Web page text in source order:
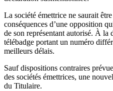
La société émettrice ne saurait
conséquences d’une opposition
de son représentant autorisé. À la
télébadge portant un numéro
meilleurs délais.
Sauf dispositions contraires
des sociétés émettrices, une
du Titulaire.